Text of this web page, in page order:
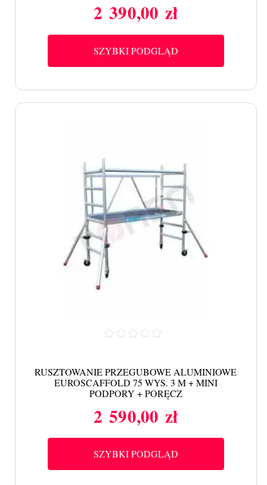
Cena
2 390,00 zł
SZYBKI PODGLĄD
RUSZTOWANIE PRZEGUBOWE ALUMINIOWE
EUROSCAFFOLD 75 WYS. 3 M + MINI
PODPORY + PORĘCZ
Cena
2 590,00 zł
SZYBKI PODGLĄD